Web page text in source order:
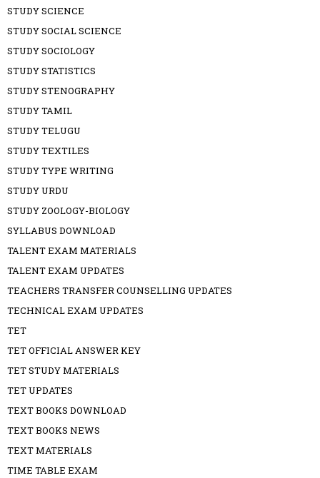
STUDY SCIENCE
STUDY SOCIAL SCIENCE
STUDY SOCIOLOGY
STUDY STATISTICS
STUDY STENOGRAPHY
STUDY TAMIL
STUDY TELUGU
STUDY TEXTILES
STUDY TYPE WRITING
STUDY URDU
STUDY ZOOLOGY-BIOLOGY
SYLLABUS DOWNLOAD
TALENT EXAM MATERIALS
TALENT EXAM UPDATES
TEACHERS TRANSFER COUNSELLING UPDATES
TECHNICAL EXAM UPDATES
TET
TET OFFICIAL ANSWER KEY
TET STUDY MATERIALS
TET UPDATES
TEXT BOOKS DOWNLOAD
TEXT BOOKS NEWS
TEXT MATERIALS
TIME TABLE EXAM